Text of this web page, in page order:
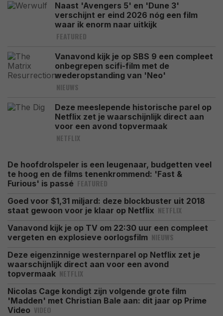
Naast 'Avengers 5' en 'Dune 3'
verschijnt er eind 2026 nóg een film
waar ik enorm naar uitkijk
FEATURED
Vanavond kijk je op SBS 9 een compleet
onbegrepen scifi-film met de
wederopstanding van 'Neo'
NIEUWS
Deze meeslepende historische parel op
Netflix zet je waarschijnlijk direct aan
voor een avond topvermaak
NETFLIX
De hoofdrolspeler is een leugenaar, budgetten veel
te hoog en de films tenenkrommend: 'Fast &
Furious' is passé FEATURED
Goed voor $1,31 miljard: deze blockbuster uit 2018
staat gewoon voor je klaar op Netflix NETFLIX
Vanavond kijk je op TV om 22:30 uur een compleet
vergeten en explosieve oorlogsfilm NIEUWS
Deze eigenzinnige westernparel op Netflix zet je
waarschijnlijk direct aan voor een avond
topvermaak NETFLIX
Nicolas Cage kondigt zijn volgende grote film
'Madden' met Christian Bale aan: dit jaar op Prime
Video VIDEO